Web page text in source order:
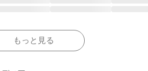
もっと見る